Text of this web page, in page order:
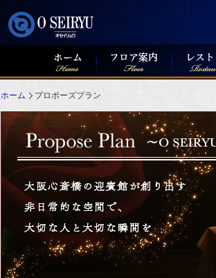
ホーム プロポーズプラン